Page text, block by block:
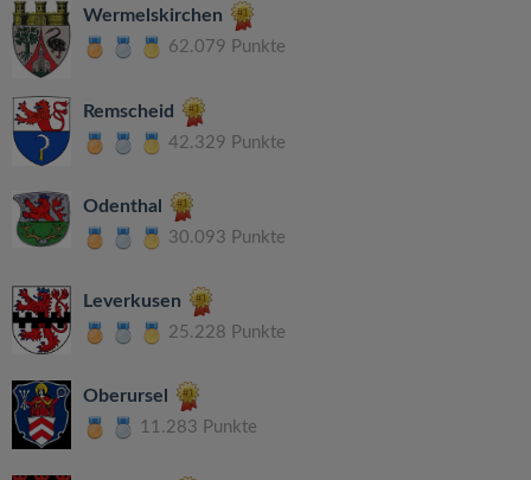
Wermelskirchen
62.079 Punkte
Remscheid
42.329 Punkte
Odenthal
30.093 Punkte
Leverkusen
25.228 Punkte
Oberursel
11.283 Punkte